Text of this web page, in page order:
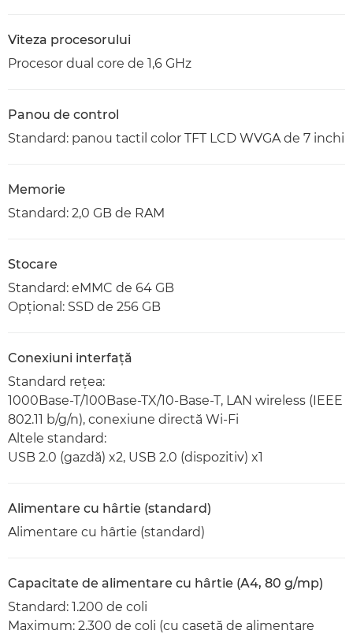
Viteza procesorului
Procesor dual core de 1,6 GHz
Panou de control
Standard: panou tactil color TFT LCD WVGA de 7 inchi
Memorie
Standard: 2,0 GB de RAM
Stocare
Standard: eMMC de 64 GB
Opţional: SSD de 256 GB
Conexiuni interfaţă
Standard reţea:
1000Base-T/100Base-TX/10-Base-T, LAN wireless (IEEE
802.11 b/g/n), conexiune directă Wi-Fi
Altele standard:
USB 2.0 (gazdă) x2, USB 2.0 (dispozitiv) x1
Alimentare cu hârtie (standard)
Alimentare cu hârtie (standard)
Capacitate de alimentare cu hârtie (A4, 80 g/mp)
Standard: 1.200 de coli
Maximum: 2.300 de coli (cu casetă de alimentare